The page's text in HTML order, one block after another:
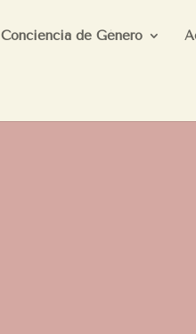
Conciencia de Género